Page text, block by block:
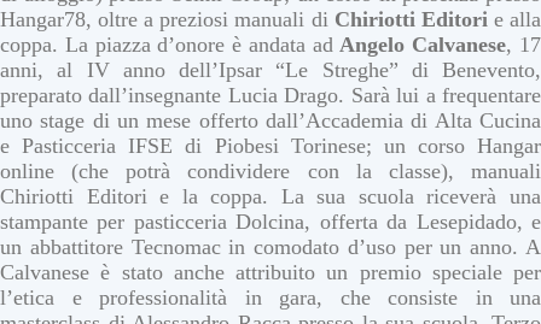
Hangar78, oltre a preziosi manuali di Chiriotti Editori e alla
coppa. La piazza d’onore è andata ad Angelo Calvanese, 17
anni, al IV anno dell’Ipsar “Le Streghe” di Benevento,
preparato dall’insegnante Lucia Drago. Sarà lui a frequentare
uno stage di un mese offerto dall’Accademia di Alta Cucina
e Pasticceria IFSE di Piobesi Torinese; un corso Hangar
online (che potrà condividere con la classe), manuali
Chiriotti Editori e la coppa. La sua scuola riceverà una
stampante per pasticceria Dolcina, offerta da Lesepidado, e
un abbattitore Tecnomac in comodato d’uso per un anno. A
Calvanese è stato anche attribuito un premio speciale per
l’etica e professionalità in gara, che consiste in una